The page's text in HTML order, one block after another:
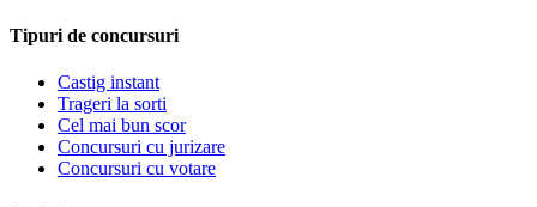
Tipuri de concursuri
Castig instant
Trageri la sorti
Cel mai bun scor
Concursuri cu jurizare
Concursuri cu votare